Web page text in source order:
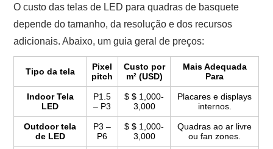
O custo das telas de LED para quadras de basquete
depende do tamanho, da resolução e dos recursos
adicionais. Abaixo, um guia geral de preços:
Tipo da tela
Pixel
pitch
Custo por
m² (USD)
Mais Adequada
Para
Indoor Tela
LED
P1.5
– P3
$ $ 1,000-
3,000
Placares e displays
internos.
Outdoor tela
de LED
P3 –
P6
$ $ 1,000-
3,000
Quadras ao ar livre
ou fan zones.